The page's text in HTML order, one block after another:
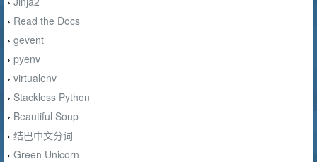
›
› Read the Docs
› gevent
› pyenv
› virtualenv
› Stackless Python
› Beautiful Soup
› 结巴中文分词
› Green Unicorn